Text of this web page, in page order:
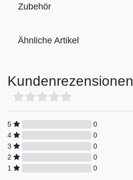
Zubehör
Ähnliche Artikel
Kundenrezensionen
5
0
4
0
3
0
2
0
1
0